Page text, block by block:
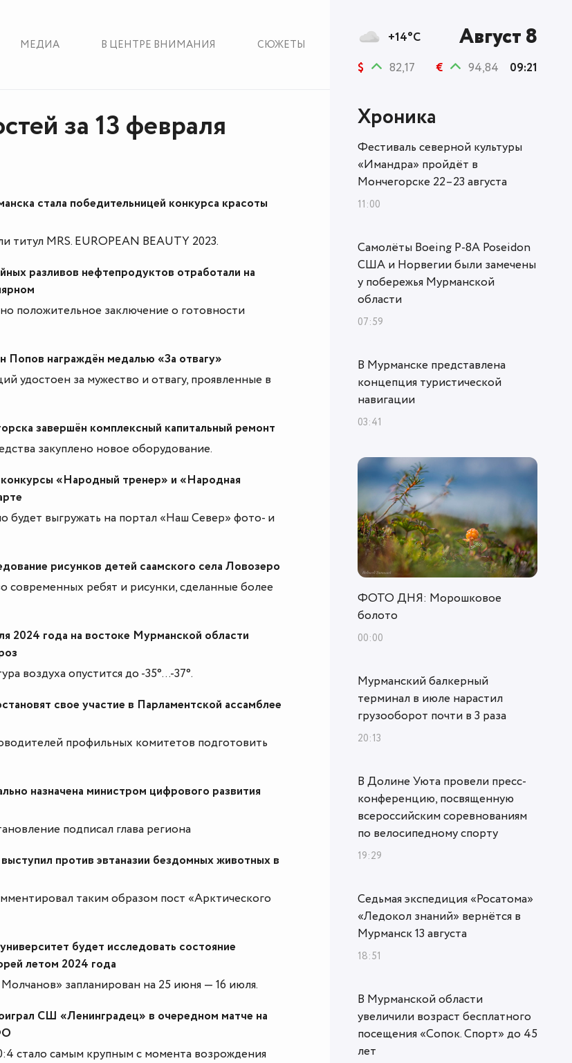
МЕДИА В ЦЕНТРЕ ВНИМАНИЯ СЮЖЕТЫ
за 13 февраля
стала победительницей конкурса красоты
титул MRS. EUROPEAN BEAUTY 2023.
разливов нефтепродуктов отработали на
положительное заключение о готовности
Попов награждён медалью «За отвагу»
удостоен за мужество и отвагу, проявленные в
завершён комплексный капитальный ремонт
закуплено новое оборудование.
конкурсы «Народный тренер» и «Народная
будет выгружать на портал «Наш Север» фото- и
рисунков детей саамского села Ловозеро
современных ребят и рисунки, сделанные более
2024 года на востоке Мурманской области
воздуха опустится до -35°...-37°.
свое участие в Парламентской ассамблее
профильных комитетов подготовить
назначена министром цифрового развития
подписал глава региона
против эвтаназии бездомных животных в
таким образом пост «Арктического
будет исследовать состояние
летом 2024 года
запланирован на 25 июня — 16 июля.
СШ «Ленинградец» в очередном матче на
стало самым крупным с момента возрождения
+14°C Август 8
$ 82,17 € 94,84 09:21
Хроника
Фестиваль северной культуры
«Имандра» пройдёт в
Мончегорске 22–23 августа
11:00
Самолёты Boeing P-8A Poseidon
США и Норвегии были замечены
у побережья Мурманской
области
07:59
В Мурманске представлена
концепция туристической
навигации
03:41
ФОТО ДНЯ: Морошковое
болото
00:00
Мурманский балкерный
терминал в июле нарастил
грузооборот почти в 3 раза
20:13
В Долине Уюта провели пресс-
конференцию, посвященную
всероссийским соревнованиям
по велосипедному спорту
19:29
Седьмая экспедиция «Росатома»
«Ледокол знаний» вернётся в
Мурманск 13 августа
18:51
В Мурманской области
увеличили возраст бесплатного
посещения «Сопок. Спорт» до 45
лет